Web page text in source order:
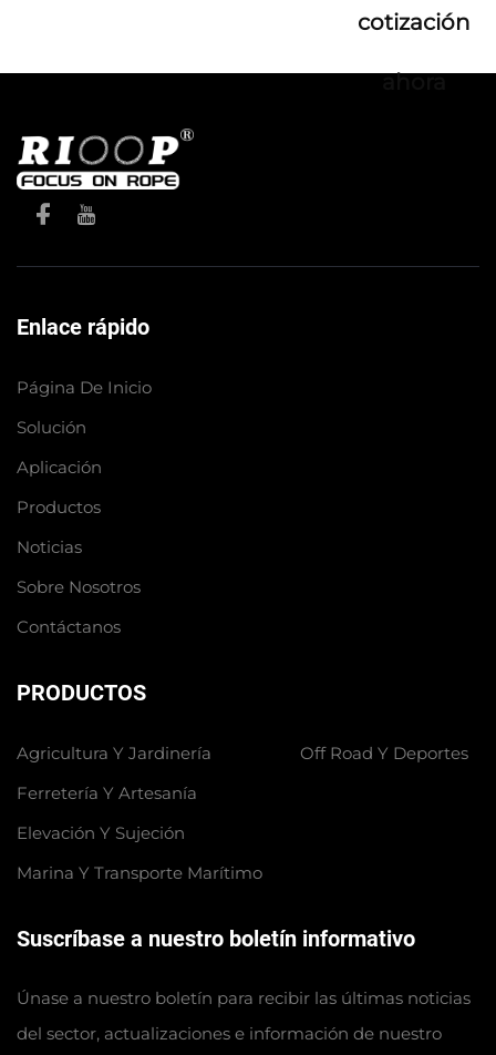
cotización
ahora
Enlace rápido
Página De Inicio
Solución
Aplicación
Productos
Noticias
Sobre Nosotros
Contáctanos
PRODUCTOS
Agricultura Y Jardinería
Ferretería Y Artesanía
Elevación Y Sujeción
Marina Y Transporte Marítimo
Off Road Y Deportes
Suscríbase a nuestro boletín informativo
Únase a nuestro boletín para recibir las últimas noticias
del sector, actualizaciones e información de nuestro